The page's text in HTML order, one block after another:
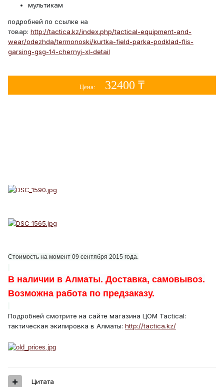
мультикам
подробней по ссылке на
товар: http://tactica.kz/index.php/tactical-equipment-and-
wear/odezhda/termonoski/kurtka-field-parka-podklad-flis-
garsing-gsg-14-chernyj-xl-detail
Цена: 32400 ₸
Стоимость на момент 09 сентября 2015 года.
В наличии в Алматы. Доставка, самовывоз.
Возможна работа по предзаказу.
Подробней смотрите на сайте магазина ЦОМ Tactical:
тактическая экипировка в Алматы: http://tactica.kz/
Цитата